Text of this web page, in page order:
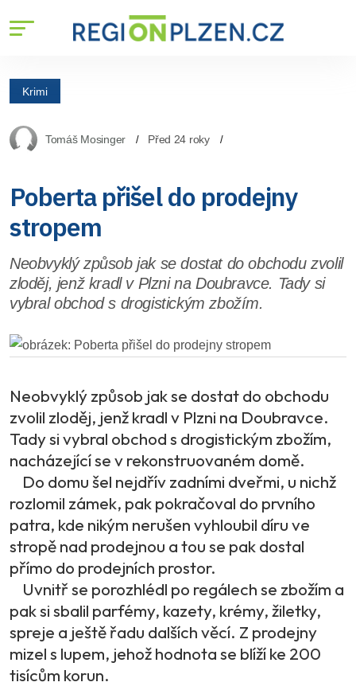
Krimi
Tomáš Mosinger Před 24 roky
Poberta přišel do prodejny
stropem
Neobvyklý způsob jak se dostat do obchodu zvolil
zloděj, jenž kradl v Plzni na Doubravce. Tady si
vybral obchod s drogistickým zbožím.
Neobvyklý způsob jak se dostat do obchodu
zvolil zloděj, jenž kradl v Plzni na Doubravce.
Tady si vybral obchod s drogistickým zbožím,
nacházející se v rekonstruovaném domě.
Do domu šel nejdřív zadními dveřmi, u nichž
rozlomil zámek, pak pokračoval do prvního
patra, kde nikým nerušen vyhloubil díru ve
stropě nad prodejnou a tou se pak dostal
přímo do prodejních prostor.
Uvnitř se porozhlédl po regálech se zbožím a
pak si sbalil parfémy, kazety, krémy, žiletky,
spreje a ještě řadu dalších věcí. Z prodejny
mizel s lupem, jehož hodnota se blíží ke 200
tisícům korun.